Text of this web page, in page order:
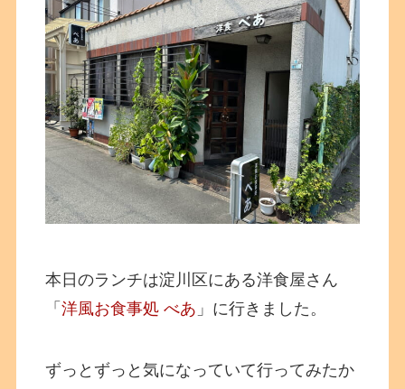
本日のランチは淀川区にある洋食屋さん
「洋風お食事処 べあ 」に行きました。
ずっとずっと気になっていて行ってみたか